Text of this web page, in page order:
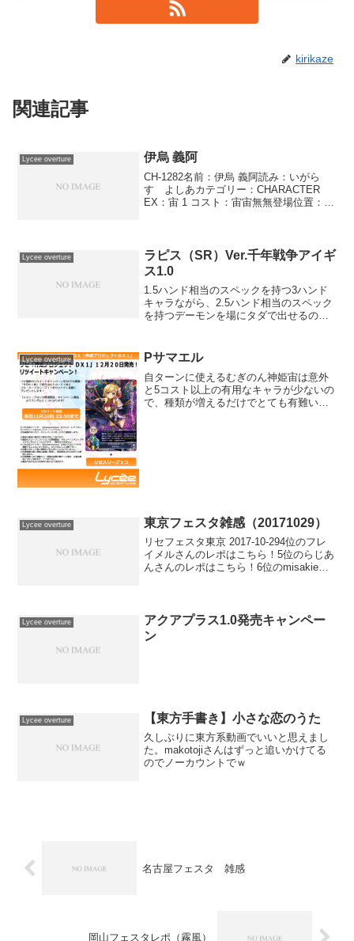
kirikaze
関連記事
Lycee overture 伊烏 義阿
CH-1282名前：伊烏 義阿読み：いがら
す よしあカテゴリー：CHARACTER
EX：宙 1 コスト：宙宙無無登場位置：
Lycee overture
ラピス（SR）Ver.千年戦争アイギ
ス1.0
1.5ハンド相当のスペックを持つ3ハンド
キャラながら、2.5ハンド相当のスペック
を持つデーモンを場にタダで出せるの
持つユニット。サポートに乏しい宙属性
でSP2のサイド...
Lycee overture Pサマエル
自ターンに使えるむぎのん神姫宙は意外
と5コスト以上の有用なキャラが少ないの
で、種類が増えるだけでとても有難いで
Lycee overture 東京フェスタ雑感（20171029）
リセフェスタ東京 2017-10-294位のフレ
イメルさんのレポはこちら！5位のらじあ
んさんのレポはこちら！6位のmisakieさ
ン...
Lycee overture
アクアプラス1.0発売キャンペー
ン
Lycee overture 【東方手書き】小さな恋のうた
久しぶりに東方系動画でいいと思えまし
た。makotojiさんはずっと追いかけてる
のでノーカウントでｗ
名古屋フェスタ 雑感
岡山フェスタレポ（霧風）